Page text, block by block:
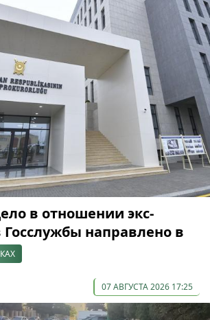
в отношении экс-
направлено в
07 АВГУСТА 2026 17:25